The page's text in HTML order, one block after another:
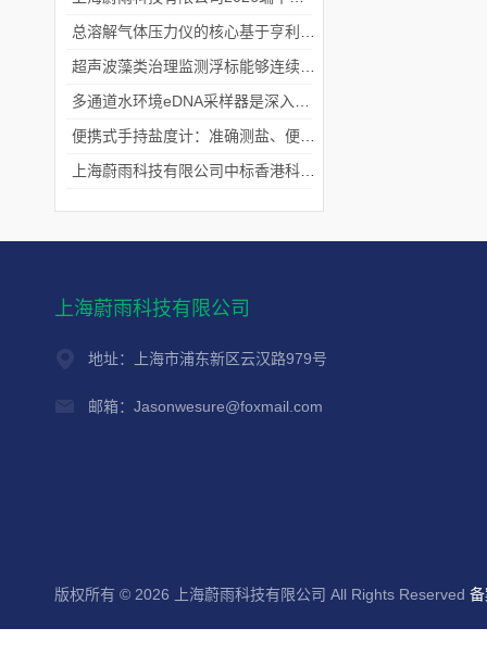
上海蔚雨科技有限公司
地址：上海市浦东新区云汉路979号
邮箱：Jasonwesure@foxmail.com
版权所有 © 2026 上海蔚雨科技有限公司 All Rights Reserved